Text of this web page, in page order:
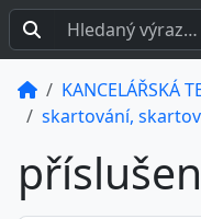
KANCELÁŘSKÁ
skartování,